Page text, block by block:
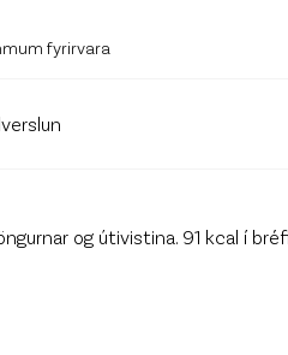
fyrirvara
og útivistina. 91 kcal í